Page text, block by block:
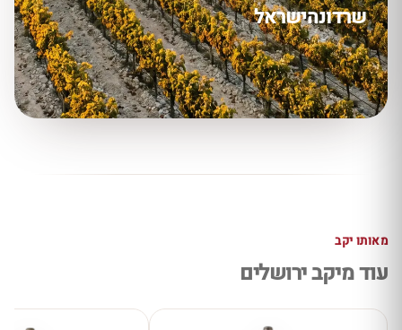
שרדונהישראל
מאותו יקב
עוד מיקב ירושלים